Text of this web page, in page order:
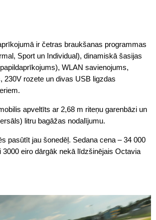
ir četras braukšanas programmas
Sport un Individual), dinamiskā šasijas
WLAN savienojums,
230V rozete un divas USB ligzdas
apveltīts ar 2,68 m riteņu garenbāzi un
litru bagāžas nodalījumu.
pasūtīt jau šonedēļ. Sedana cena – 34 000
3000 eiro dārgāk nekā līdzšinējais Octavia